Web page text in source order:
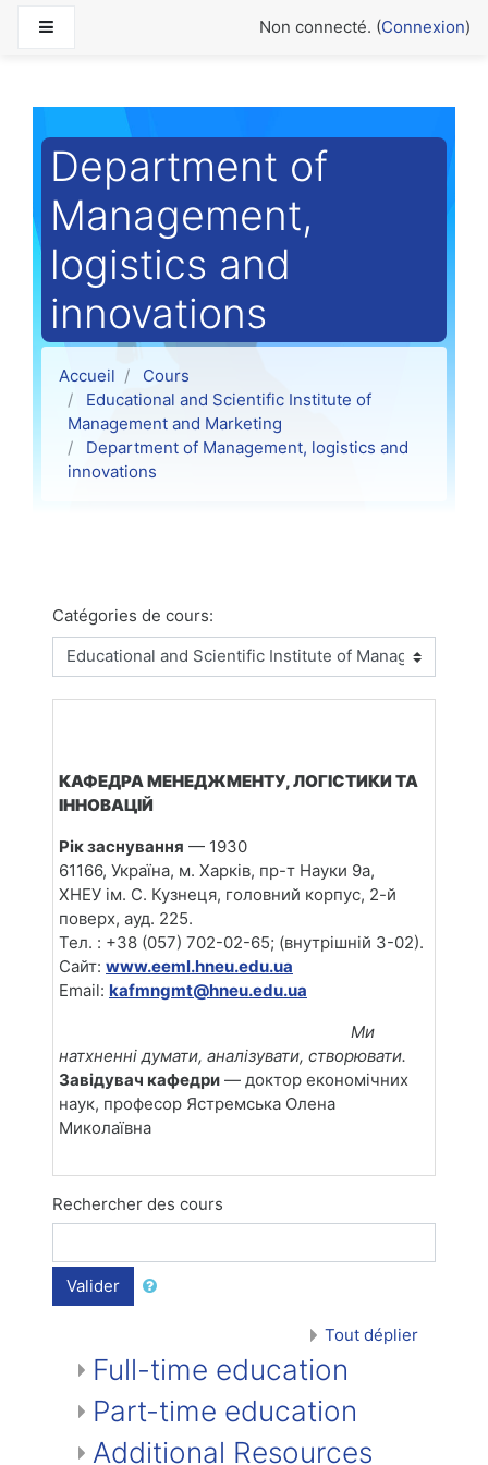
Non connecté. (Connexion)
Department of
Маnagement,
logistics and
innovations
Accueil
Cours
Educational and Scientific Institute of
Management and Marketing
Department of Маnagement, logistics and
innovations
Catégories de cours:
КАФЕДРА МЕНЕДЖМЕНТУ, ЛОГІСТИКИ ТА
ІННОВАЦІЙ
Рік заснування — 1930
61166, Україна, м. Харків, пр-т Науки 9а,
ХНЕУ ім. С. Кузнеця, головний корпус, 2-й
поверх, ауд. 225.
Тел. : +38 (057) 702-02-65; (внутрішній 3-02).
Сайт: www.eeml.hneu.edu.ua
Email: kafmngmt@hneu.edu.ua
Ми
натхненні думати, аналізувати, створювати.
Завідувач кафедри — доктор економічних
наук, професор Ястремська Олена
Миколаївна
Rechercher des cours
Valider
Tout déplier
Full-time education
Part-time education
Additional Resources